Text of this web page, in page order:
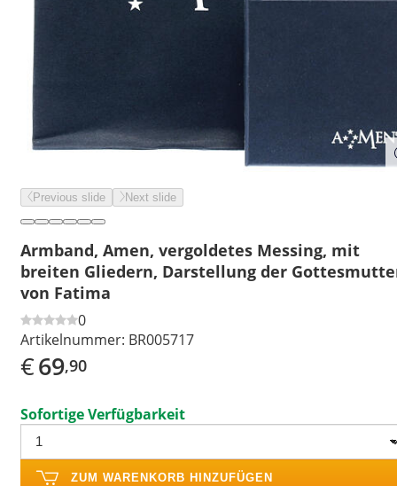
Previous slide Next slide
Armband, Amen, vergoldetes Messing, mit
breiten Gliedern, Darstellung der
von Fatima
0
Artikelnummer: BR005717
€69,90
Sofortige Verfügbarkeit
ZUM WARENKORB HINZUFÜGEN